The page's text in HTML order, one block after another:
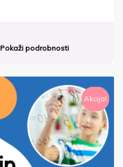
Pokaži podrobnosti
Akcija!
Akcija!
Akcija!
Akcija!
Akcija!
Akcija!
Akcija!
Akcija!